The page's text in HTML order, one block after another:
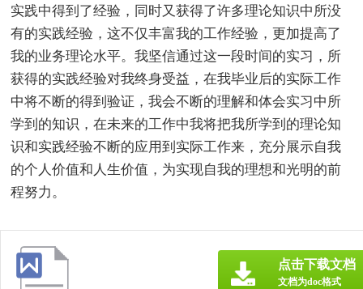
实践中得到了经验，同时又获得了许多理论知识中所没
有的实践经验，这不仅丰富我的工作经验，更加提高了
我的业务理论水平。我坚信通过这一段时间的实习，所
获得的实践经验对我终身受益，在我毕业后的实际工作
中将不断的得到验证，我会不断的理解和体会实习中所
学到的知识，在未来的工作中我将把我所学到的理论知
识和实践经验不断的应用到实际工作来，充分展示自我
的个人价值和人生价值，为实现自我的理想和光明的前
程努力。
点击下载文档
文档为doc格式